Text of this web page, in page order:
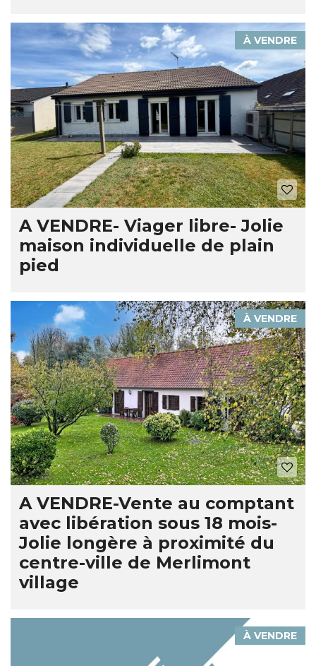
À VENDRE
A VENDRE- Viager libre- Jolie
maison individuelle de plain
pied
À VENDRE
A VENDRE-Vente au comptant
avec libération sous 18 mois-
Jolie longère à proximité du
centre-ville de Merlimont
village
À VENDRE